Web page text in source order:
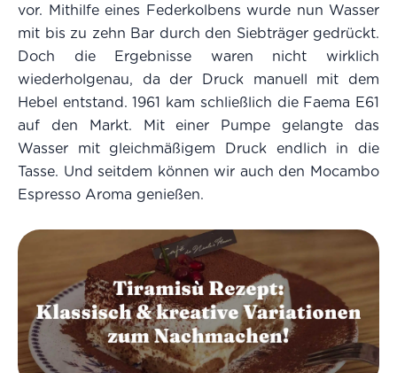
vor. Mithilfe eines Federkolbens wurde nun Wasser
mit bis zu zehn Bar durch den Siebträger gedrückt.
Doch die Ergebnisse waren nicht wirklich
wiederholgenau, da der Druck manuell mit dem
Hebel entstand. 1961 kam schließlich die Faema E61
auf den Markt. Mit einer Pumpe gelangte das
Wasser mit gleichmäßigem Druck endlich in die
Tasse. Und seitdem können wir auch den Mocambo
Espresso Aroma genießen.